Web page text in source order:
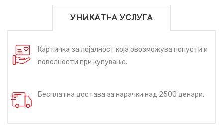
УНИКАТНА УСЛУГА
Картичка за лојалност која овозможува попусти и
поволности при купување.
Бесплатна достава за нарачки над 2500 денари.